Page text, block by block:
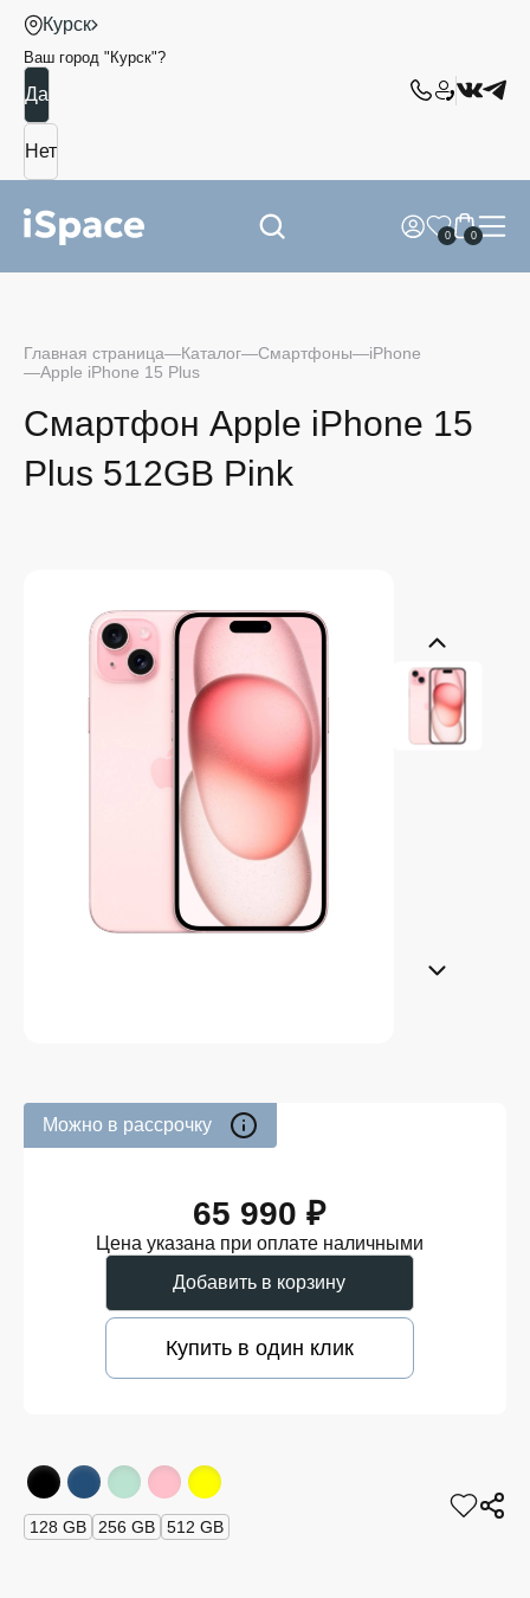
Курск
Ваш город " Курск"?
0 0
Главная страница Каталог Смартфоны
iPhone
Apple iPhone 15 Plus
Смартфон Apple iPhone 15
Plus 512GB Pink
Можно в рассрочку
65 990 ₽
Цена указана при оплате наличными
Добавить в корзину
Купить в один клик
128 GB 256 GB 512 GB